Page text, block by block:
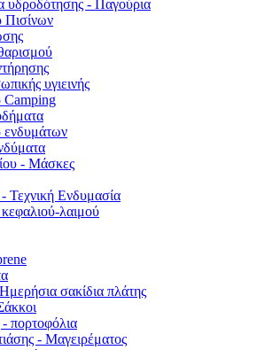
υδροδότησης - Παγούρια
υγιεινής
Camping
- Μάσκες
Τεχνική Ενδυμασία
λαιμού
σακίδια πλάτης
πορτοφόλια
- Μαγειρέματος